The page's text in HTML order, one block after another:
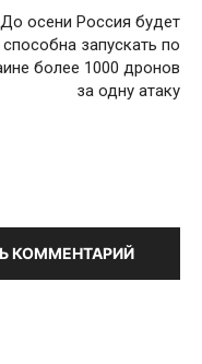
осени Россия будет
способна запускать по
более 1000 дронов
за одну атаку
КОММЕНТАРИЙ